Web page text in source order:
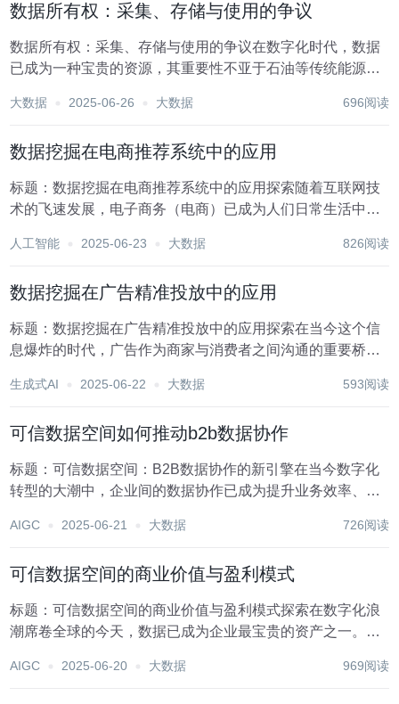
数据所有权：采集、存储与使用的争议
数据所有权：采集、存储与使用的争议在数字化时代，数据
已成为一种宝贵的资源，其重要性不亚于石油等传统能源。
们的生活。然而，随着数据量的爆炸式增长，关于数据所有
大数据 2025-06-26 大数据 696阅读
数据挖掘在电商推荐系统中的应用
标题：数据挖掘在电商推荐系统中的应用探索随着互联网技
术的飞速发展，电子商务（电商）已成为人们日常生活中不
品数据中准确捕捉到用户的兴趣点，为用户提供个性化的购
人工智能 2025-06-23 大数据 826阅读
数据挖掘在广告精准投放中的应用
标题：数据挖掘在广告精准投放中的应用探索在当今这个信
息爆炸的时代，广告作为商家与消费者之间沟通的重要桥
影响力。随着大数据技术的飞速发展，数据挖掘作为其核心
生成式AI 2025-06-22 大数据 593阅读
可信数据空间如何推动b2b数据协作
标题：可信数据空间：B2B数据协作的新引擎在当今数字化
转型的大潮中，企业间的数据协作已成为提升业务效率、优
（Trusted Data Spaces, TDS）作为一种创新的数据共享框
AIGC 2025-06-21 大数据 726阅读
可信数据空间的商业价值与盈利模式
标题：可信数据空间的商业价值与盈利模式探索在数字化浪
潮席卷全球的今天，数据已成为企业最宝贵的资产之一。可
业提升竞争力、挖掘新增长点的关键。它不仅能够确保数据
AIGC 2025-06-20 大数据 969阅读